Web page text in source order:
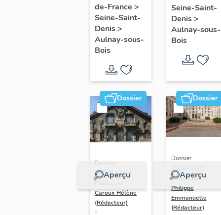
dite
Maison
d'un
acteur
de-France >
Seine-Saint-
Denis>
Aulnay-sous-
Bois
de police
Seine-Saint-
Denis>
Aulnay-sous-
Bois
Dossier
Aperçu
Dossier
IA93001086 |
Caroux Hélène
(Rédacteur)
-
Dossier
Aperçu
Dossier
Réalisé par
Philippe
Emmanuelle
(Rédacteur)